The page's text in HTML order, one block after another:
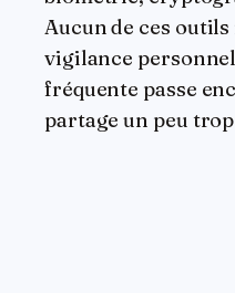
Aucun de ces outils
vigilance
fréquente passe
partage un peu